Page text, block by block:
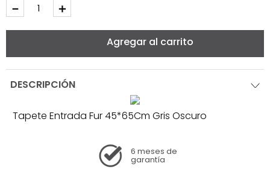
＋
－
Agregar al carrito
DESCRIPCIÓN
Tapete Entrada Fur 45*65Cm Gris Oscuro
6 meses de
garantía